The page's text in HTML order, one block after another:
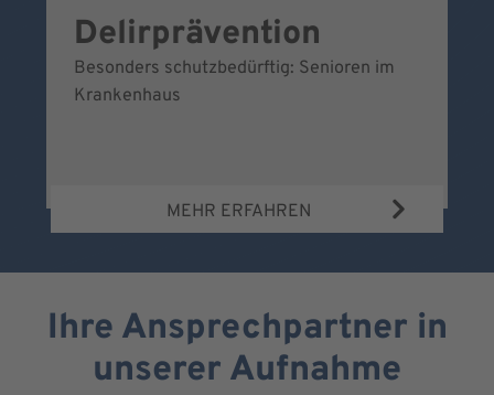
Delirprävention
Besonders schutzbedürftig: Senioren im
Krankenhaus
MEHR ERFAHREN
Ihre Ansprechpartner in
unserer Aufnahme